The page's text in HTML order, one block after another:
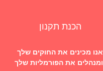
הכנת תקנון
אנו מכינים את החוקים שלך